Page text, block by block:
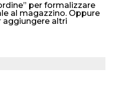
per formalizzare
al magazzino. Oppure
aggiungere altri